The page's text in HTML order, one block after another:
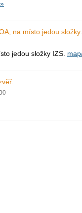
na místo jedou
jedou složky IZS.